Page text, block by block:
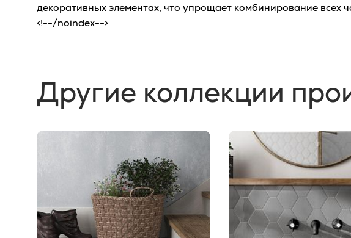
декоративных элементах, что упрощает комбинирование всех
<!--/noindex-->
Другие коллекции